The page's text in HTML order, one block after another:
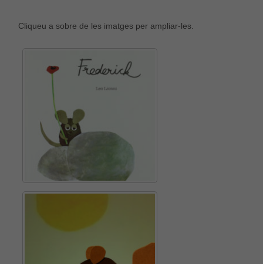
Cliqueu a sobre de les imatges per ampliar-les.